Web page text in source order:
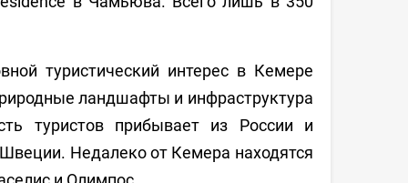
туристический интерес в Кемере
ландшафты и инфраструктура
туристов прибывает из России и
Недалеко от Кемера находятся